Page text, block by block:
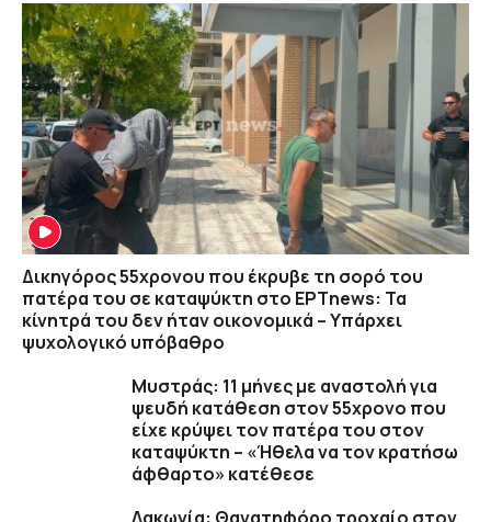
Δικηγόρος 55χρονου που έκρυβε τη σορό του
πατέρα του σε καταψύκτη στο ΕΡΤnews: Τα
κίνητρά του δεν ήταν οικονομικά – Υπάρχει
ψυχολογικό υπόβαθρο
Μυστράς: 11 μήνες με αναστολή για
ψευδή κατάθεση στον 55χρονο που
είχε κρύψει τον πατέρα του στον
καταψύκτη – «Ήθελα να τον κρατήσω
άφθαρτο» κατέθεσε